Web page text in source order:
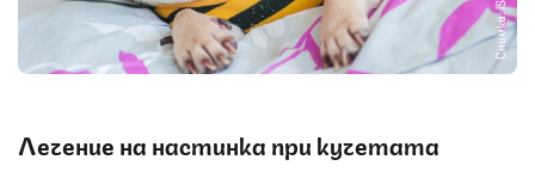
Снимка: iStock
Лечение на настинка при кучетата